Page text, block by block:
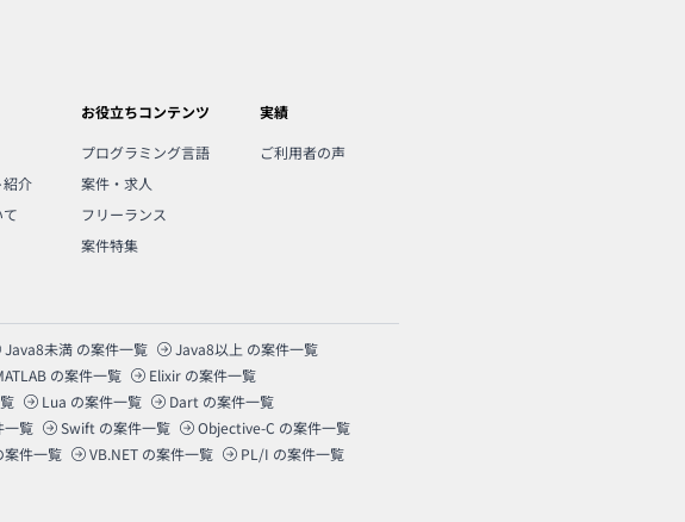
紹介
お役立ちコンテンツ
プログラミング言語
案件・求人
フリーランス
案件特集
実績
ご利用者の声
Java8未満 の案件一覧 Java8以上 の案件一覧
の案件一覧 Elixir の案件一覧
Lua の案件一覧 Dart の案件一覧
一覧 Swift の案件一覧 Objective-C の案件一覧
案件一覧 VB.NET の案件一覧 PL/I の案件一覧